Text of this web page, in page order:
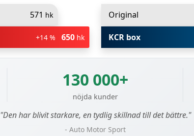
571 hk
+14 % 650 hk
Original
KCR box
130 000+
nöjda kunder
"Den har blivit starkare, en tydlig skillnad till det bättre."
- Auto Motor Sport